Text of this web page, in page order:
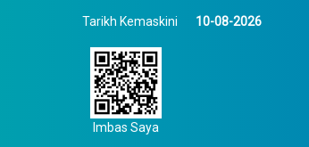
Tarikh Kemaskini 10-08-2026
Imbas Saya